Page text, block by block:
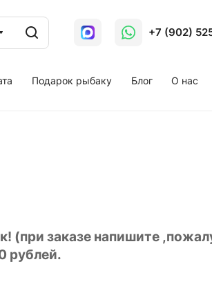
+7 (902)
Подарок рыбаку Блог О нас
(при заказе напишите
рублей.